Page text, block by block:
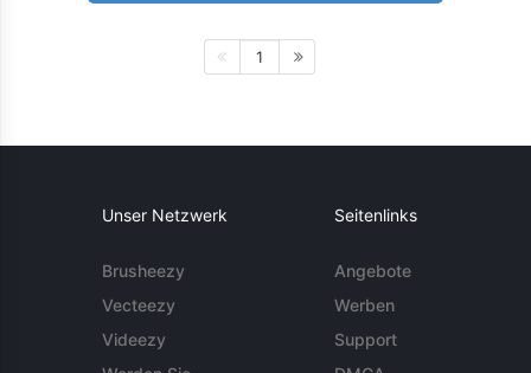
1
Unser Netzwerk
Brusheezy
Vecteezy
Videezy
Seitenlinks
Angebote
Werben
Support